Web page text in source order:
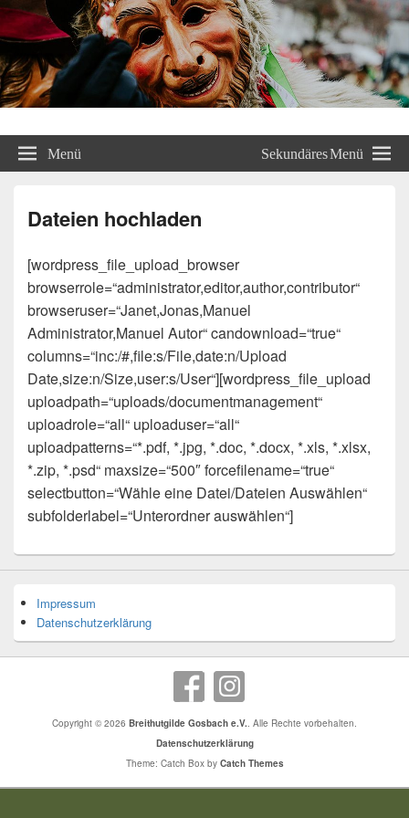
Breithutgilde Gosbach e.V.
Menü Sekundäres Menü
Dateien hochladen
[wordpress_file_upload_browser
browserrole=“administrator,editor,author,contributor“
browseruser=“Janet,Jonas,Manuel
Administrator,Manuel Autor“ candownload=“true“
columns=“inc:/#,file:s/File,date:n/Upload
Date,size:n/Size,user:s/User“][wordpress_file_upload
uploadpath=“uploads/documentmanagement“
uploadrole=“all“ uploaduser=“all“
uploadpatterns=“*.pdf, *.jpg, *.doc, *.docx, *.xls, *.xlsx,
*.zip, *.psd“ maxsize=“500″ forcefilename=“true“
selectbutton=“Wähle eine Datei/Dateien Auswählen“
subfolderlabel=“Unterordner auswählen“]
Impressum
Datenschutzerklärung
Copyright © 2026 Breithutgilde Gosbach e.V.. Alle Rechte vorbehalten.
Datenschutzerklärung
Theme: Catch Box by Catch Themes